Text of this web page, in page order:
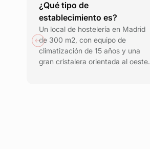
¿Qué tipo de
establecimiento es?
Un local de hostelería en Madrid
de 300 m2, con equipo de
climatización de 15 años y una
gran cristalera orientada al oeste.